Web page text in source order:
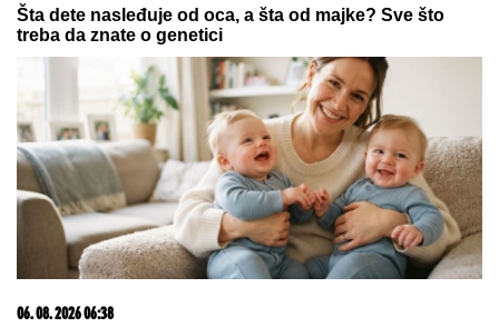
Šta dete nasleđuje od oca, a šta od majke? Sve što
treba da znate o genetici
06. 08. 2026 06:38